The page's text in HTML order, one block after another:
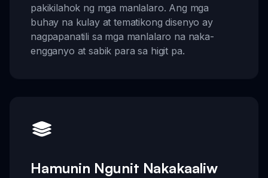
pakikilahok ng mga manlalaro. Ang mga
buhay na kulay at tematikong disenyo ay
nagpapanatili sa mga manlalaro na naka-
engganyo at sabik para sa higit pa.
Hamunin Ngunit Nakakaaliw